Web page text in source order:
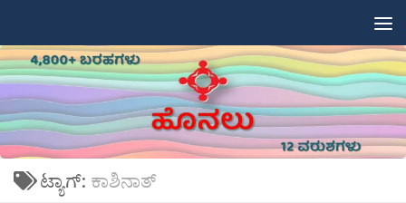
ಟ್ಯಾಗ್: ಕಾಶಿನಾತ್